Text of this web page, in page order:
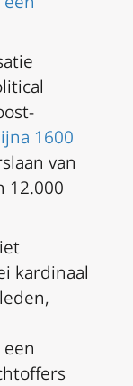
1600
van
12.000
kardinaal